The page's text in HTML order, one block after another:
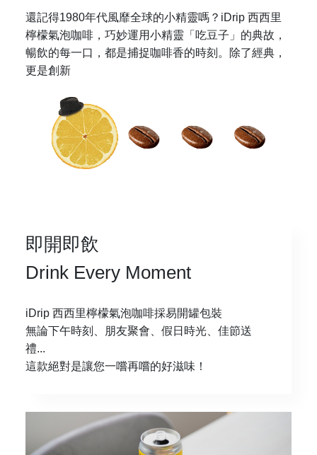
還記得1980年代風靡全球的小精靈嗎？iDrip 西西里
檸檬氣泡咖啡，巧妙運用小精靈「吃豆子」的典故，
暢飲的每一口，都是捕捉咖啡香的時刻。除了經典，
更是創新
即開即飲
Drink Every Moment
iDrip 西西里檸檬氣泡咖啡採易開罐包裝
無論下午時刻、朋友聚會、假日時光、佳節送
禮...
這款絕對是讓您一嚐再嚐的好滋味！